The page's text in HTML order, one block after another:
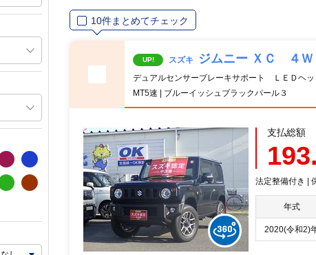
10件まとめてチェック
UP! スズキ ジムニー ＸＣ ４
デュアルセンサーブレーキサポート ＬＥＤヘ
MT5速 | ブルーイッシュブラックパール３
支払総額
法定整備付き |
年式
2020(令和2)